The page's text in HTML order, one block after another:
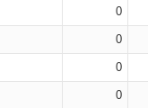
0
0
0
0